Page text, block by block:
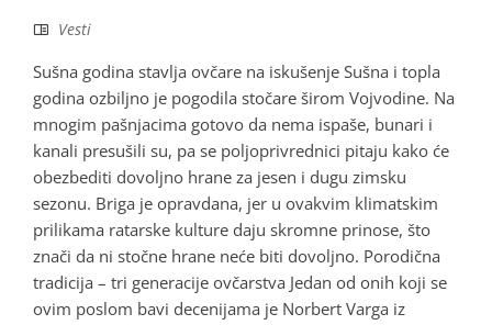
Vesti
Sušna godina stavlja ovčare na iskušenje Sušna i topla
godina ozbiljno je pogodila stočare širom Vojvodine. Na
mnogim pašnjacima gotovo da nema ispaše, bunari i
kanali presušili su, pa se poljoprivrednici pitaju kako će
obezbediti dovoljno hrane za jesen i dugu zimsku
sezonu. Briga je opravdana, jer u ovakvim klimatskim
prilikama ratarske kulture daju skromne prinose, što
znači da ni stočne hrane neće biti dovoljno. Porodična
tradicija – tri generacije ovčarstva Jedan od onih koji se
ovim poslom bavi decenijama je Norbert Varga iz